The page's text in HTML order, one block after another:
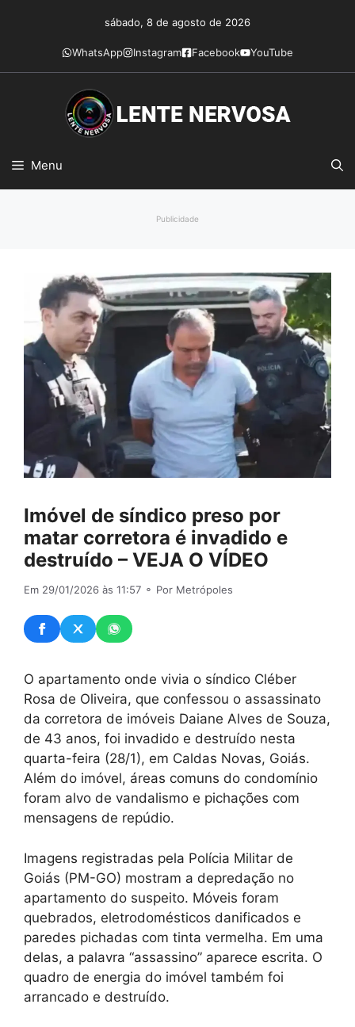
conteúdo
sábado, 8 de agosto de 2026
WhatsApp Instagram Facebook YouTube
Menu
Publicidade
Imóvel de síndico preso por
matar corretora é invadido e
destruído – VEJA O VÍDEO
Em 29/01/2026 às 11:57 ⚬ Por Metrópoles
O apartamento onde vivia o síndico Cléber
Rosa de Oliveira, que confessou o assassinato
da corretora de imóveis Daiane Alves de Souza,
de 43 anos, foi invadido e destruído nesta
quarta-feira (28/1), em Caldas Novas, Goiás.
Além do imóvel, áreas comuns do condomínio
foram alvo de vandalismo e pichações com
mensagens de repúdio.
Imagens registradas pela Polícia Militar de
Goiás (PM-GO) mostram a depredação no
apartamento do suspeito. Móveis foram
quebrados, eletrodomésticos danificados e
paredes pichadas com tinta vermelha. Em uma
delas, a palavra “assassino” aparece escrita. O
quadro de energia do imóvel também foi
arrancado e destruído.